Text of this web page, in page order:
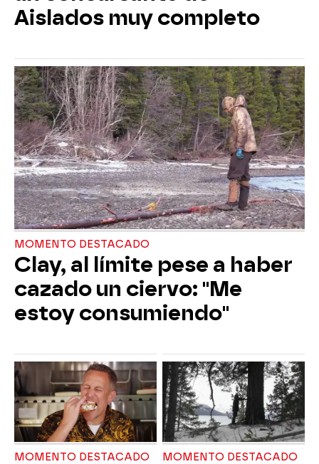
Aislados muy completo
MOMENTO DESTACADO
Clay, al límite pese a haber
cazado un ciervo: "Me
estoy consumiendo"
MOMENTO DESTACADO MOMENTO DESTACADO